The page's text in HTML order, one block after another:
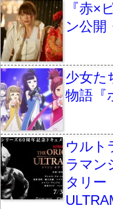
『赤×
ン公開
少女た
物語『
ウルト
ラマン
タリー